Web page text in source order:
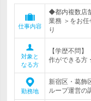
仕事内容
◆都内複数店
業務 ＞をお
り
対象と
なる方
【学歴不問
作ができる方
勤務地
新宿区・葛飾
ループ運営の